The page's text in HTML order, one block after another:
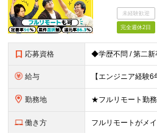
未経験歓迎
完全週休2日
応募資格
給与
勤務地
働き方 フルリモートがメ